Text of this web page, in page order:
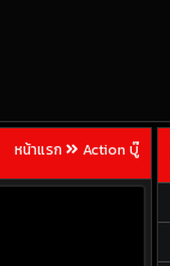
หน้าแรก Action บู๊